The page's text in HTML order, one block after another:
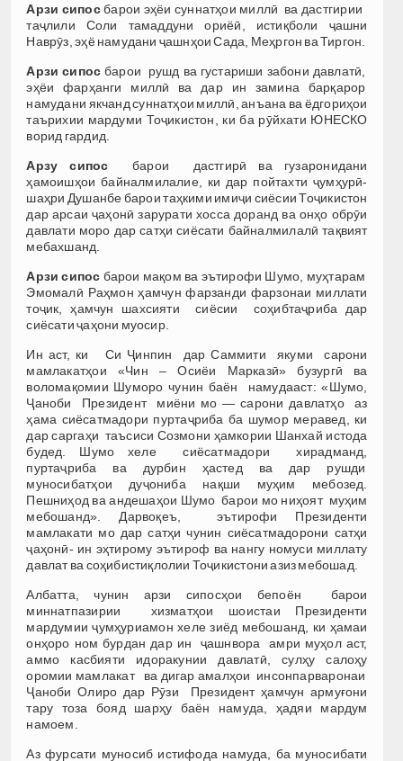
Арзи сипосбарои эҳёи суннатҳои миллӣ ва дастгирии
таҷлили Соли тамаддуни ориёӣ, истиқболи ҷашни
Наврӯз, эҳё намудани ҷашнҳои Сада, Меҳргон ва Тиргон.
Арзи сипос барои рушд ва густариши забони давлатӣ,
эҳёи фарҳанги миллӣ ва дар ин замина барқарор
намудани якчанд суннатҳои миллӣ, анъана ва ёдгориҳои
таърихии мардуми Тоҷикистон, ки ба рӯйхати ЮНЕСКО
ворид гардид.
Арзу сипос барои дастгирӣ ва гузаронидани
ҳамоишҳои байналмилалие, ки дар пойтахти ҷумҳурӣ-
шаҳри Душанбе барои таҳкими имиҷи сиёсии Тоҷикистон
дар арсаи ҷаҳонӣ зарурати хосса доранд ва онҳо обрӯи
давлати моро дар сатҳи сиёсати байналмилалӣ тақвият
мебахшанд.
Арзи сипос барои мақом ва эътирофи Шумо, муҳтарам
Эмомалӣ Раҳмон ҳамчун фарзанди фарзонаи миллати
тоҷик, ҳамчун шахсияти сиёсии соҳибтаҷриба дар
сиёсати ҷаҳони муосир.
Ин аст, ки Си Ҷинпин дар Саммити якуми сарони
мамлакатҳои «Чин – Осиёи Марказӣ» бузургӣ ва
воломақомии Шуморо чунин баён намудааст: «Шумо,
Ҷаноби Президент миёни мо — сарони давлатҳо аз
ҳама сиёсатмадори пуртаҷриба ба шумор меравед, ки
дар саргаҳи таъсиси Созмони ҳамкории Шанхай истода
будед. Шумо хеле сиёсатмадори хирадманд,
пуртаҷриба ва дурбин ҳастед ва дар рушди
муносибатҳои дуҷониба нақши муҳим мебозед.
Пешниҳод ва андешаҳои Шумо барои мо ниҳоят муҳим
мебошанд». Дарвоқеъ, эътирофи Президенти
мамлакати мо дар сатҳи чунин сиёсатмадорони сатҳи
ҷаҳонӣ- ин эҳтирому эътироф ва нангу номуси миллату
давлат ва соҳибистиқлолии Тоҷикистони азиз мебошад.
Албатта, чунин арзи сипосҳои бепоён барои
миннатпазирии хизматҳои шоистаи Президенти
мардумии ҷумҳуриамон хеле зиёд мебошанд, ки ҳамаи
онҳоро ном бурдан дар ин ҷашнвора амри муҳол аст,
аммо касбияти идоракунии давлатӣ, сулҳу салоҳу
оромии мамлакат ва дигар амалҳои инсонпарваронаи
Ҷаноби Олиро дар Рӯзи Президент ҳамчун армуғони
тару тоза бояд шарҳу баён намуда, ҳадяи мардум
намоем.
Аз фурсати муносиб истифода намуда, ба муносибати